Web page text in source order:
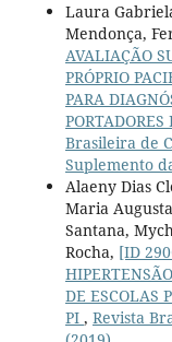
Laura
Mendonça,
AVALIAÇÃO
PRÓPRIO
PARA
Brasileira de
Suplemento
Alaeny Dias
Maria
Santana,
Rocha, [ID
DE ESCOLAS
PI , Revista